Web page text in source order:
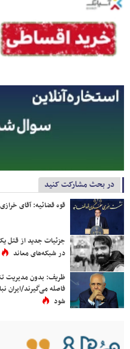
در بحث مشارکت کنید
قوه قضائیه: آقای
جزئیات جدید از قتل
در شبکه‌های معاند
ظریف: بدون مدیریت
فاصله می‌گیرند/ایران
شود